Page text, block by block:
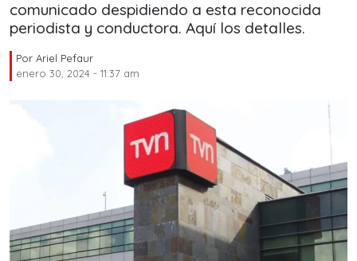
comunicado despidiendo a esta reconocida
periodista y conductora. Aquí los detalles.
Por Ariel Pefaur
enero 30, 2024 - 11:37 am